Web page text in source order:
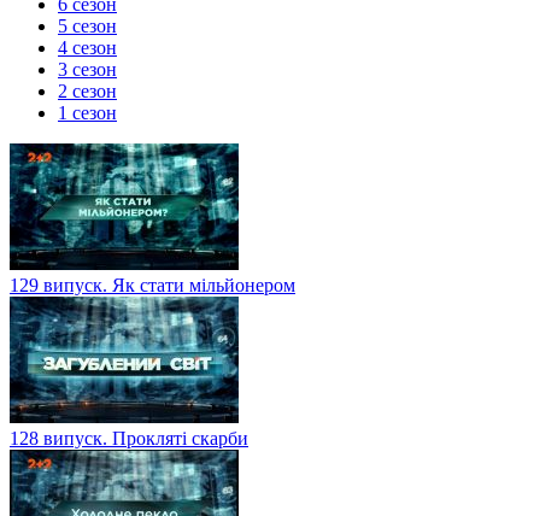
5 сезон
4 сезон
3 сезон
2 сезон
1 сезон
129 випуск. Як стати мільйонером
128 випуск. Прокляті скарби